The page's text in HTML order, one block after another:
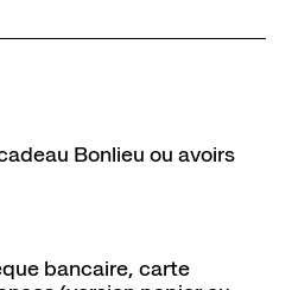
Bonlieu ou avoirs
bancaire, carte